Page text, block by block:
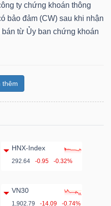
ty chứng khoán thông
bảo đảm (CW) sau khi nhận
từ Ủy ban chứng khoán
thêm
HNX-Index
292.64 -0.95 -0.32%
VN30
1,902.79 -14.09 -0.74%